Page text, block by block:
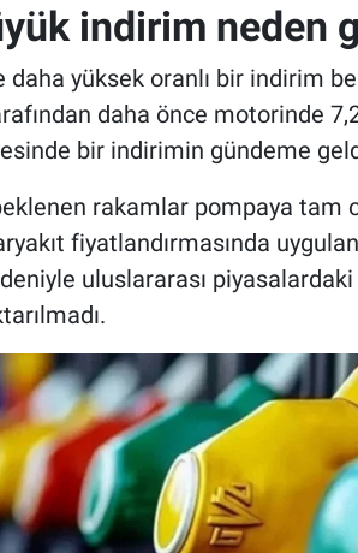
indirim neden
daha yüksek oranlı bir indirim
daha önce motorinde
bir indirimin gündeme
rakamlar pompaya tam
fiyatlandırmasında
uluslararası